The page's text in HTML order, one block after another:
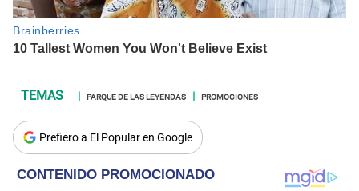
PARQUE DE LAS LEYENDAS PROMOCIONES
Prefiero a El Popular en Google